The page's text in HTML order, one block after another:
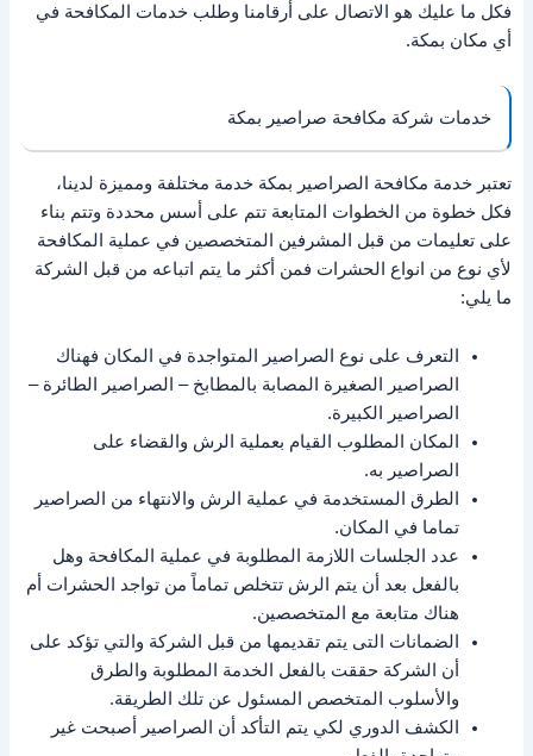
فكل ما عليك هو الاتصال على أرقامنا وطلب خدمات المكافحة في
أي مكان بمكة.
خدمات شركة مكافحة صراصير بمكة
تعتبر خدمة مكافحة الصراصير بمكة خدمة مختلفة ومميزة لدينا،
فكل خطوة من الخطوات المتابعة تتم على أسس محددة وتتم بناء
على تعليمات من قبل المشرفين المتخصصين في عملية المكافحة
لأي نوع من انواع الحشرات فمن أكثر ما يتم اتباعه من قبل الشركة
ما يلي:
التعرف على نوع الصراصير المتواجدة في المكان فهناك
الصراصير الصغيرة المصابة بالمطابخ – الصراصير الطائرة –
الصراصير الكبيرة.
المكان المطلوب القيام بعملية الرش والقضاء على
الصراصير به.
الطرق المستخدمة في عملية الرش والانتهاء من الصراصير
تماما في المكان.
عدد الجلسات اللازمة المطلوبة في عملية المكافحة وهل
بالفعل بعد أن يتم الرش تتخلص تماماً من تواجد الحشرات أم
هناك متابعة مع المتخصصين.
الضمانات التى يتم تقديمها من قبل الشركة والتي تؤكد على
أن الشركة حققت بالفعل الخدمة المطلوبة والطرق
والأسلوب المتخصص المسئول عن تلك الطريقة.
الكشف الدوري لكي يتم التأكد أن الصراصير أصبحت غير